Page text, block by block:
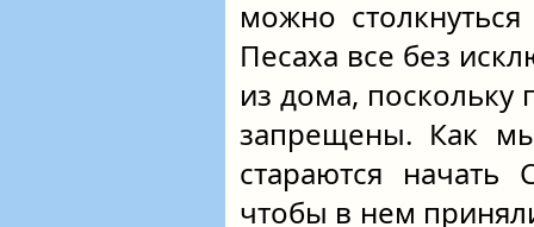
можно
Песаха все без
из дома, поскольку
запрещены. Как
стараются
чтобы в нем